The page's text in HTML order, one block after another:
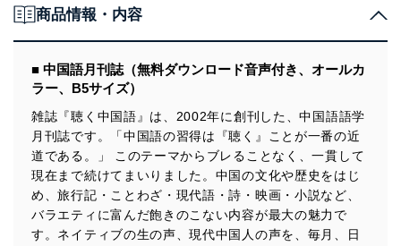
商品情報・内容
■ 中国語月刊誌（無料ダウンロード音声付き、オールカ
ラー、B5サイズ）
雑誌『聴く中国語』は、2002年に創刊した、中国語語学
月刊誌です。「中国語の習得は『聴く』ことが一番の近
道である。」 このテーマからブレることなく、一貫して
現在まで続けてまいりました。中国の文化や歴史をはじ
め、旅行記・ことわざ・現代語・詩・映画・小説など、
バラエティに富んだ飽きのこない内容が最大の魅力で
す。ネイティブの生の声、現代中国人の声を、毎月、日